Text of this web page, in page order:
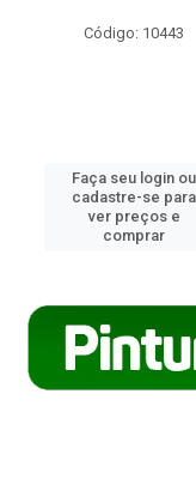
Código: 10443
Faça seu login ou
cadastre-se para
ver preços e
comprar